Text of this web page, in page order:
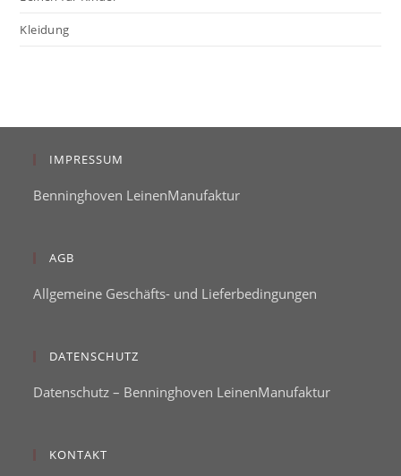
Kleidung
IMPRESSUM
Benninghoven LeinenManufaktur
AGB
Allgemeine Geschäfts- und Lieferbedingungen
DATENSCHUTZ
Datenschutz – Benninghoven LeinenManufaktur
KONTAKT